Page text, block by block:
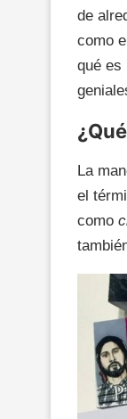
de
como
qué es
La
el
como